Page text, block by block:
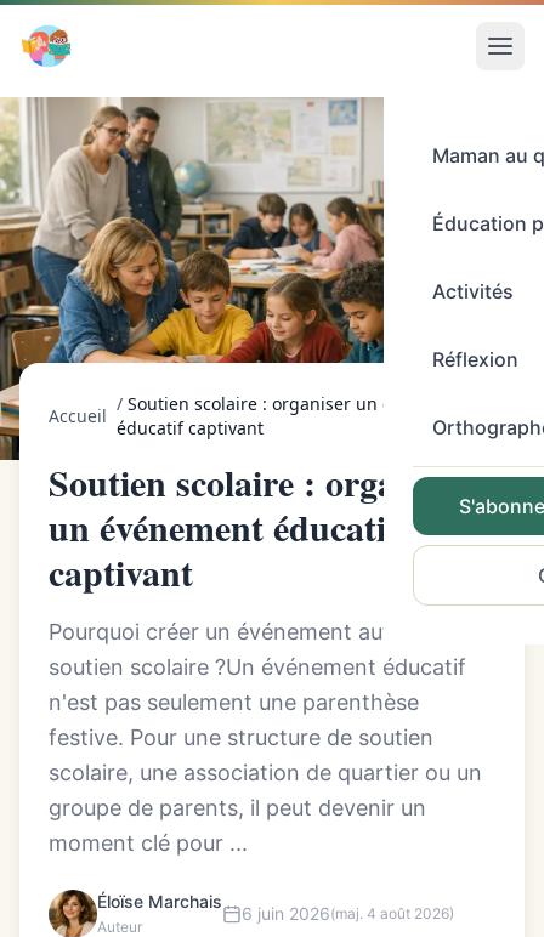
Maman au
Éducation
Activités
Réflexion
Accueil
/ Soutien scolaire : organiser un événement
éducatif captivant
Soutien scolaire : organiser
un événement éducatif
captivant
Pourquoi créer un événement autour du
soutien scolaire ?Un événement éducatif
n'est pas seulement une parenthèse
festive. Pour une structure de soutien
scolaire, une association de quartier ou un
groupe de parents, il peut devenir un
moment clé pour ...
Éloïse Marchais
Auteur
6 juin 2026(maj. 4 août 2026)